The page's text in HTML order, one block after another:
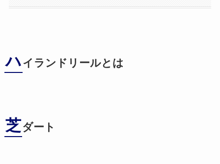
ハイランドリールとは
芝ダート